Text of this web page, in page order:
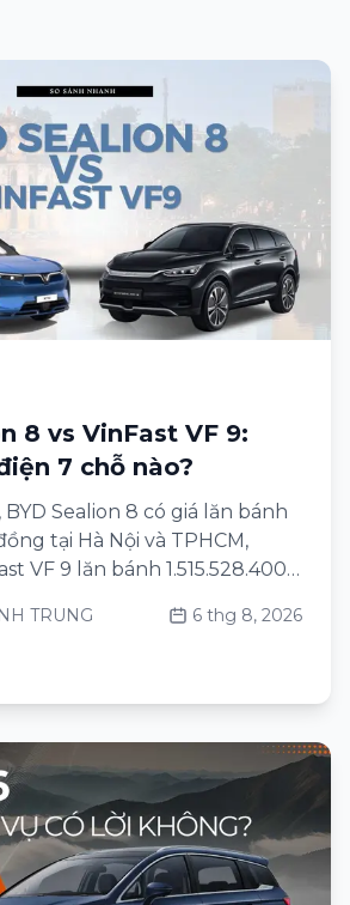
8 vs VinFast VF 9:
7 chỗ nào?
Sealion 8 có giá lăn bánh
tại Hà Nội và TPHCM,
VF 9 lăn bánh 1.515.528.400
khu vực, cùng cách tính
TRUNG 6 thg 8, 2026